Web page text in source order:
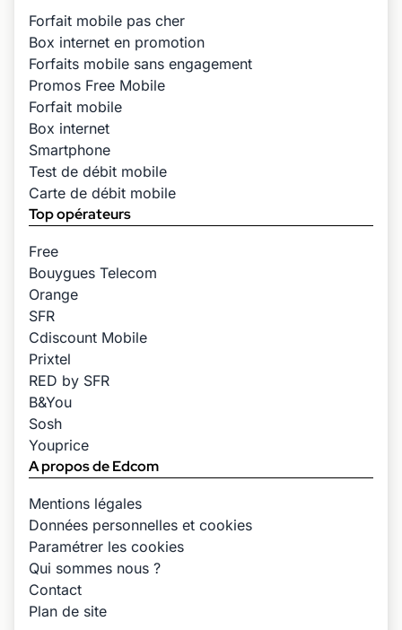
Forfait mobile pas cher
Box internet en promotion
Forfaits mobile sans engagement
Promos Free Mobile
Forfait mobile
Box internet
Smartphone
Test de débit mobile
Carte de débit mobile
Top opérateurs
Free
Bouygues Telecom
Orange
SFR
Cdiscount Mobile
Prixtel
RED by SFR
B&You
Sosh
Youprice
A propos de Edcom
Mentions légales
Données personnelles et cookies
Paramétrer les cookies
Qui sommes nous ?
Contact
Plan de site